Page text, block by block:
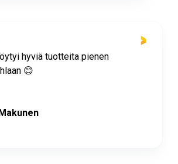
hyviä tuotteita pienen
😊